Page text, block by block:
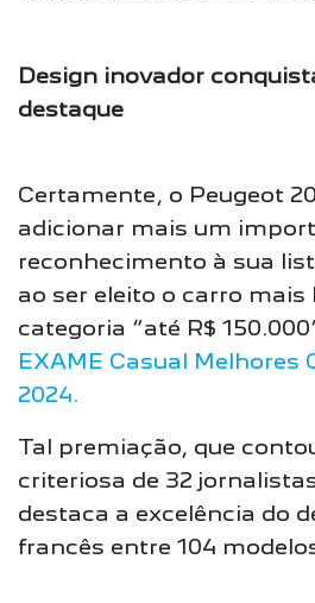
Design inovador
destaque
Certamente, o Peugeot
adicionar mais um
reconhecimento à sua
ao ser eleito o carro mais
categoria “até R$
EXAME Casual Melhores
2024.
Tal premiação, que
criteriosa de 32
destaca a excelência do
francês entre 104